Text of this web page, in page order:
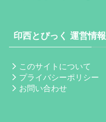
印西とぴっく 運営情報
このサイトについて
プライバシーポリシー
お問い合わせ